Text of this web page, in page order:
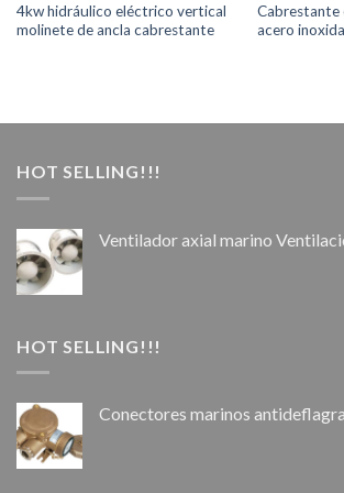
4kw hidráulico eléctrico vertical
molinete de ancla cabrestante
Cabrestante
acero
HOT SELLING!!!
Ventilador axial marino
HOT SELLING!!!
Conectores marinos